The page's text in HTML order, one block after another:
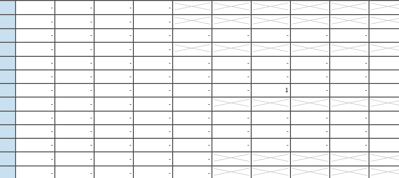
- - -
-
- - -
-
- - - - - - - -
-
- - -
-
- - - - - - - -
-
- - - - - - - -
-
- - - - - - 1 -
-
- - - -
-
- - - - - - - -
-
- - - - - - - -
-
- - - - - - - -
-
- - - -
-
- - - -
-